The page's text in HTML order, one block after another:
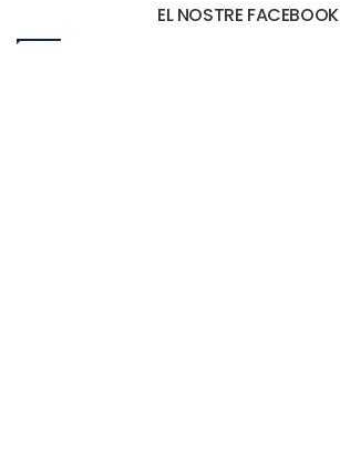
EL NOSTRE FACEBOOK